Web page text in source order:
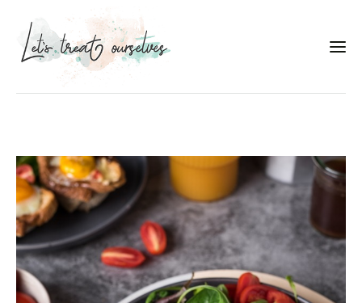
Portfolio
Services
Food photography tips